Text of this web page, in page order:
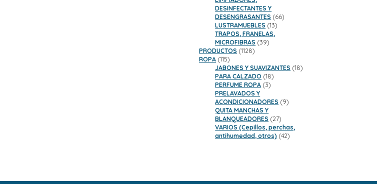
DESINFECTANTES Y
DESENGRASANTES 6666
LUSTRAMUEBLES 1313
TRAPOS, FRANELAS,
MICROFIBRAS 3939
PRODUCTOS 11281128
ROPA 115115
productos
JABONES Y SUAVIZANTES 1818
PARA CALZADO 1818
PERFUME ROPA 33
PRELAVADOS Y
ACONDICIONADORES 99
QUITA MANCHAS Y
BLANQUEADORES 2727
productos
VARIOS (Cepillos, perchas,
antihumedad, otros) 4242